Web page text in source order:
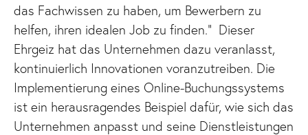
das Fachwissen zu haben, um Bewerbern zu
helfen, ihren idealen Job zu finden.” Dieser
Ehrgeiz hat das Unternehmen dazu veranlasst,
kontinuierlich Innovationen voranzutreiben. Die
Implementierung eines Online-Buchungssystems
ist ein herausragendes Beispiel dafür, wie sich das
Unternehmen anpasst und seine Dienstleistungen